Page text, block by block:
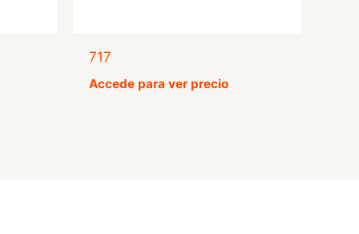
717
Accede para ver precio